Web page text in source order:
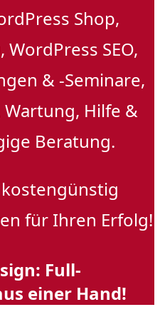
Shop,
SEO,
& -Seminare,
Wartung, Hilfe &
Beratung.
für Ihren Erfolg!
Full-
einer Hand!